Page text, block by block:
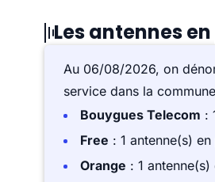
Les antennes
Au 06/08/2026, on
service dans la
Bouygues Telecom :
Free : 1 antenne(s)
Orange : 1 antenne(s)